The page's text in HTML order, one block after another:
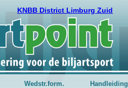
KNBB District Limburg Zuid
Wedstr.form. Handleiding